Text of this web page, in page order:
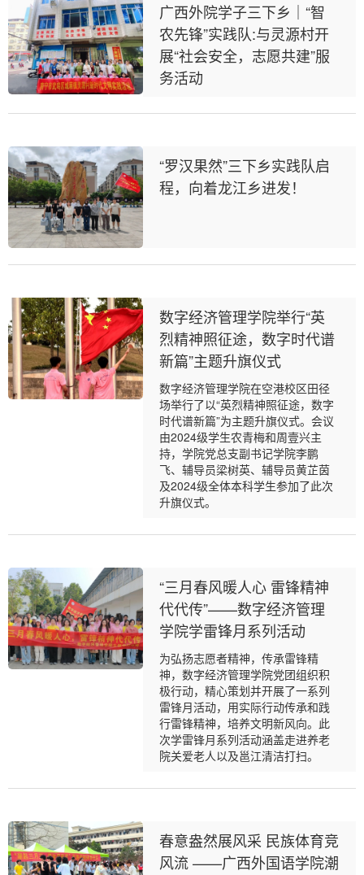
广西外院学子三下乡｜“智
农先锋”实践队:与灵源村开
展“社会安全，志愿共建”服
务活动
“罗汉果然”三下乡实践队启
程，向着龙江乡进发！
数字经济管理学院举行“英
烈精神照征途，数字时代谱
新篇”主题升旗仪式
数字经济管理学院在空港校区田径
场举行了以“英烈精神照征途，数字
时代谱新篇”为主题升旗仪式。会议
由2024级学生农青梅和周壹兴主
持，学院党总支副书记学院李鹏
飞、辅导员梁树英、辅导员黄芷茵
及2024级全体本科学生参加了此次
升旗仪式。
“三月春风暖人心 雷锋精神
代代传”——数字经济管理
学院学雷锋月系列活动
为弘扬志愿者精神，传承雷锋精
神，数字经济管理学院党团组织积
极行动，精心策划并开展了一系列
雷锋月活动，用实际行动传承和践
行雷锋精神，培养文明新风向。此
次学雷锋月系列活动涵盖走进养老
院关爱老人以及邕江清洁打扫。
春意盎然展风采 民族体育竞
风流 ——广西外国语学院潮